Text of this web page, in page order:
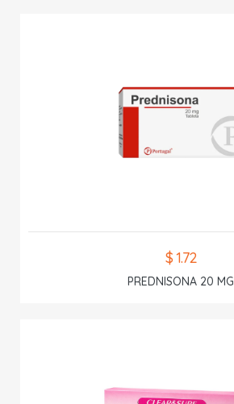
$ 1.72
PREDNISONA 20 MG